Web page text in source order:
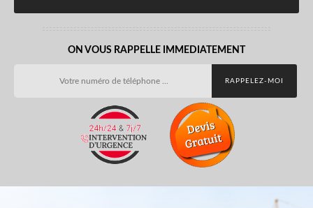
ON VOUS RAPPELLE IMMEDIATEMENT